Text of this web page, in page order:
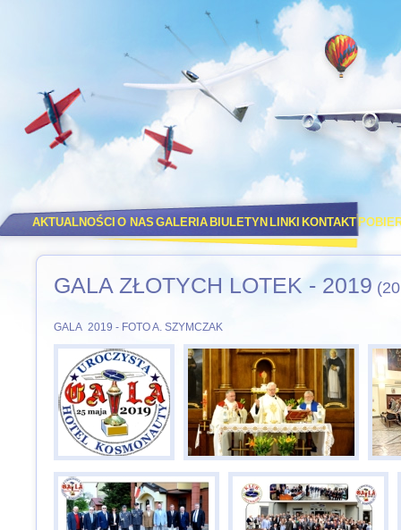
AKTUALNOŚCI O NAS GALERIA BIULETYN LINKI KONTAKT
GALA ZŁOTYCH LOTEK - 2019
GALA 2019 - FOTO A. SZYMCZAK